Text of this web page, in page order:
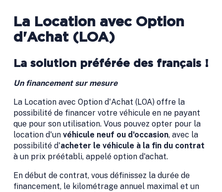
La Location avec Option
d'Achat (LOA)
La solution préférée des français !
Un financement sur mesure
La Location avec Option d'Achat (LOA) offre la
possibilité de financer votre véhicule en ne payant
que pour son utilisation. Vous pouvez opter pour la
location d'un véhicule neuf ou d'occasion, avec la
possibilité d'acheter le véhicule à la fin du contrat
à un prix préétabli, appelé option d'achat.
En début de contrat, vous définissez la durée de
financement, le kilométrage annuel maximal et un